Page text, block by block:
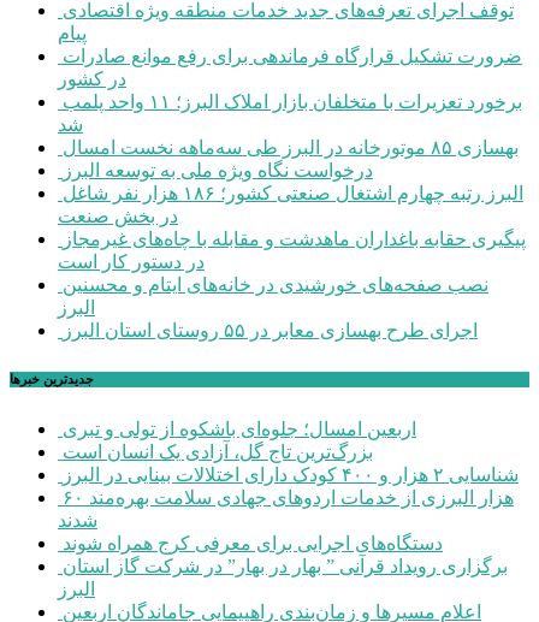
پیام
در کشور
شد
بهسازی ۸۵ موتورخانه در البرز طی سه‌ماهه نخست امسال
درخواست نگاه ویژه ملی به توسعه البرز
در بخش صنعت
در دستور کار است
البرز
اجرای طرح بهسازی معابر در ۵۵ روستای استان البرز
جديدترين خبرها
اربعین امسال؛ جلوه‌ای باشکوه از تولی و تبری
بزرگ‌ترین تاج گل، آزادی یک انسان است
شناسایی ۲ هزار و ۴۰۰ کودک دارای اختلالات بینایی در البرز
۶۰ هزار البرزی از خدمات اردوهای جهادی سلامت بهره‌مند
شدند
دستگاه‌های اجرایی برای معرفی کرج همراه شوند
البرز